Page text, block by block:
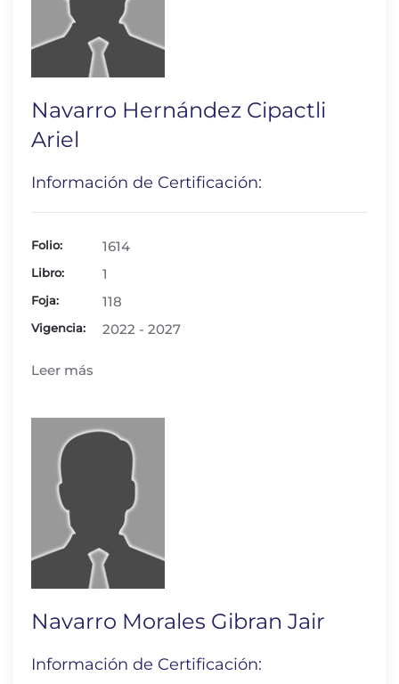
Navarro Hernández Cipactli
Ariel
Información de Certificación:
Folio: 1614
Libro: 1
Foja: 118
Vigencia: 2022 - 2027
Leer más
Navarro Morales Gibran Jair
Información de Certificación: